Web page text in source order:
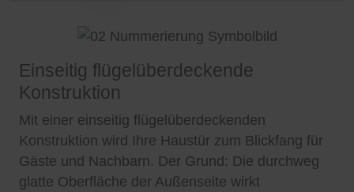
Einseitig flügelüberdeckende
Konstruktion
Mit einer einseitig flügelüberdeckenden
Konstruktion wird Ihre Haustür zum Blickfang für
Gäste und Nachbarn. Der Grund: Die durchweg
glatte Oberfläche der Außenseite wirkt